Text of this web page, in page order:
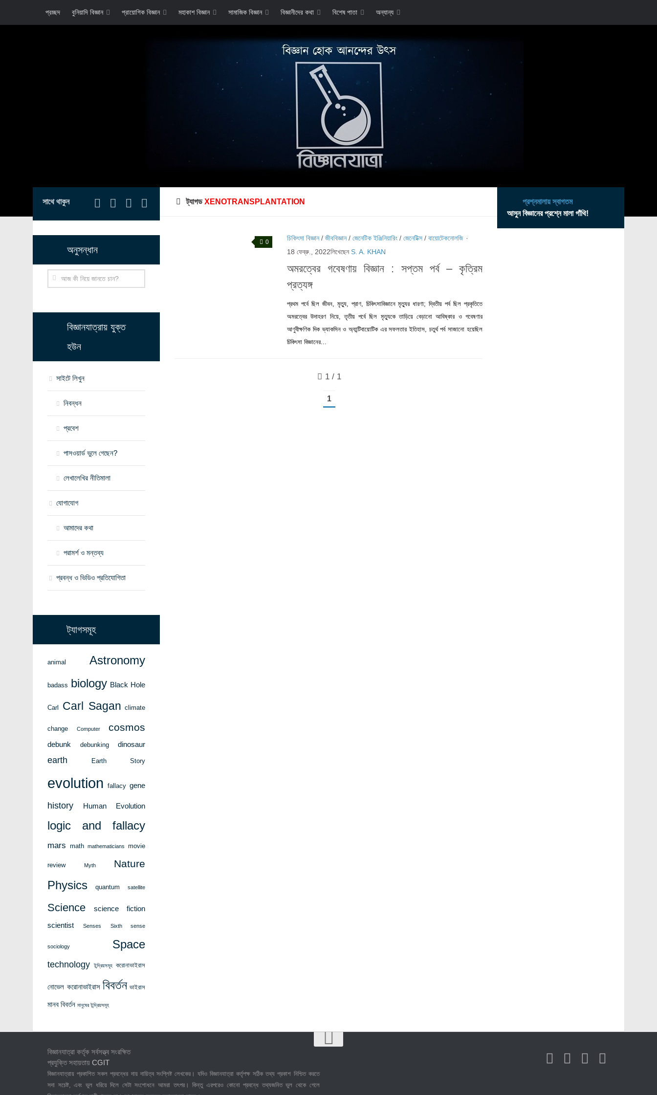
প্রচ্ছদ বুনিয়াদি বিজ্ঞান প্রায়োগিক বিজ্ঞান মহাকাশ বিজ্ঞান সামাজিক বিজ্ঞান বিজ্ঞানীদের কথা বিশেষ পাতা অন্যান্য
ট্যাগডXENOTRANSPLANTATION
0 চিকিৎসা বিজ্ঞান/জীববিজ্ঞান/জেনেটিক ইঞ্জিনিয়ারিং /জেনেটিক্স /বায়োটেকনোলজি
18 ফেব্রু., 2022
·
লিখেছেন S. A. KHAN
অমরত্বের গবেষণায় বিজ্ঞান : সপ্তম পর্ব – কৃত্রিম
প্রত্যঙ্গ
প্রথম পর্বে ছিল জীবন, মৃত্যু, প্রাণ, চিকিৎসাবিজ্ঞানে মৃত্যুর ধারণা; দ্বিতীয় পর্ব ছিল প্রকৃতিতে
অমরত্বের উদাহরণ নিয়ে, তৃতীয় পর্বে ছিল মৃত্যুকে তাড়িয়ে বেড়ানো আবিষ্কার ও গবেষণার
আণুবীক্ষণিক দিক ভ্যাকসিন ও অ্যান্টিবায়োটিক এর সফলতার ইতিহাস, চতুর্থ পর্ব সাজানো হয়েছিল
চিকিৎসা বিজ্ঞানের...
1 / 1
1
সাথে থাকুন
অনুসন্ধান
বিজ্ঞানযাত্রায় যুক্ত
হউন
সাইটে লিখুন
নিবন্ধন
প্রবেশ
পাসওয়ার্ড ভুলে গেছেন?
লেখালেখির নীতিমালা
যোগাযোগ
আমাদের কথা
পরামর্শ ও মন্তব্য
প্রবন্ধ ও ভিডিও প্রতিযোগিতা
ট্যাগসমূহ
animal Astronomy
badass biology Black Hole
Carl Carl Sagan climate
change Computer cosmos
debunk debunking dinosaur
earth Earth Story
evolution fallacy gene
history Human Evolution
logic and fallacy
mars math mathematicians movie
review Myth Nature
Physics quantum satellite
Science science fiction
scientist Senses Sixth sense
sociology Space
technology ইন্দ্রিয়সমূহ করোনাভাইরাস
নোভেল করোনাভাইরাস বিবর্তন ভাইরাস
মানব বিবর্তন মানুষের ইন্দ্রিয়সমূহ
প্রশ্নমালায় স্বাগতম
আসুন বিজ্ঞানের প্রশ্নে মালা গাঁথি!
বিজ্ঞানযাত্রা কর্তৃক সর্বসত্ত্ব সংরক্ষিত
প্রযুক্তি সহায়তায়CGIT
বিজ্ঞানযাত্রায় প্রকাশিত সকল প্রবন্ধের দায় দায়িত্ব সংশ্লিষ্ট লেখকের। যদিও বিজ্ঞানযাত্রা কর্তৃপক্ষ সঠিক তথ্য প্রকাশ নিশ্চিত করতে
সদা সচেষ্ট, এবং ভুল ধরিয়ে দিলে সেটা সংশোধনে আমরা তৎপর। কিন্তু এরপরেও কোনো প্রবন্ধে তথ্যজনিত ভুল থেকে গেলে